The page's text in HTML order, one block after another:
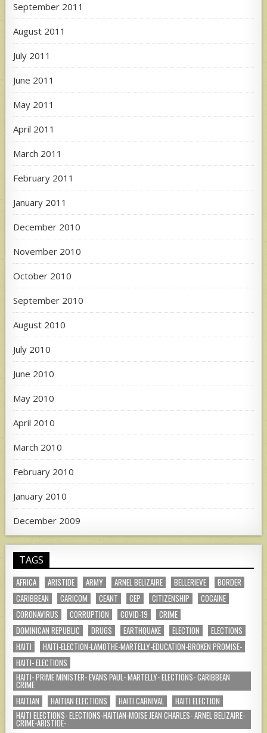
September 2011
August 2011
July 2011
June 2011
May 2011
April 2011
March 2011
February 2011
January 2011
December 2010
November 2010
October 2010
September 2010
August 2010
July 2010
June 2010
May 2010
April 2010
March 2010
February 2010
January 2010
December 2009
TAGS
AFRICA ARISTIDE ARMY ARNEL BELIZAIRE BELLERIEVE
BORDER
CARIBBEAN
CARICOM CEANT CEP CITIZENSHIP
COCAINE
CORONAVIRUS
CORRUPTION COVID-19
CRIME
DOMINICAN REPUBLIC
DRUGS EARTHQUAKE ELECTION
ELECTIONS
HAITI
HAITI-ELECTION-LAMOTHE-MARTELLY-EDUCATION-BROKEN PROMISE-
HAITI- ELECTIONS
HAITI- PRIME MINISTER- EVANS PAUL- MARTELLY- ELECTIONS- CARIBBEAN
CRIME
HAITIAN
HAITIAN ELECTIONS HAITI CARNIVAL
HAITI ELECTION
HAITI ELECTIONS- ELECTIONS-HAITIAN-MOISE JEAN CHARLES- ARNEL BELIZAIRE-
CRIME-ARISTIDE-